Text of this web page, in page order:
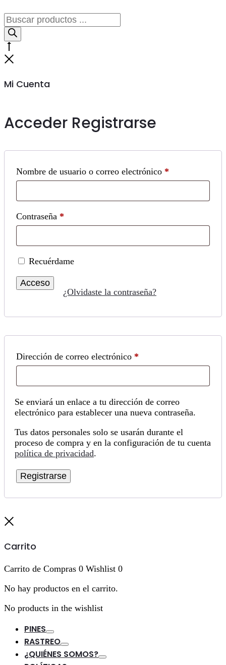
Búsqueda
de
productos
Mi Cuenta
Acceder Registrarse
Nombre de usuario o correo electrónico *
Contraseña *
Recuérdame
Acceso
¿Olvidaste la contraseña?
Dirección de correo electrónico *
Se enviará un enlace a tu dirección de correo
electrónico para establecer una nueva contraseña.
Tus datos personales solo se usarán durante el
proceso de compra y en la configuración de tu cuenta
política de privacidad.
Registrarse
Carrito
Carrito de Compras 0 Wishlist 0
No hay productos en el carrito.
No products in the wishlist
PINES
Toggle
RASTREO
Toggle
¿QUIÉNES SOMOS?
Toggle